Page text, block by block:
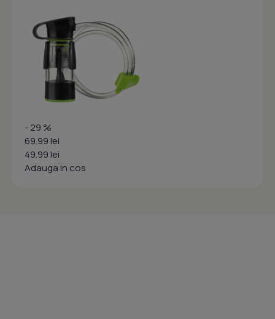
- 29 %
69.99 lei
49.99 lei
Adauga in cos